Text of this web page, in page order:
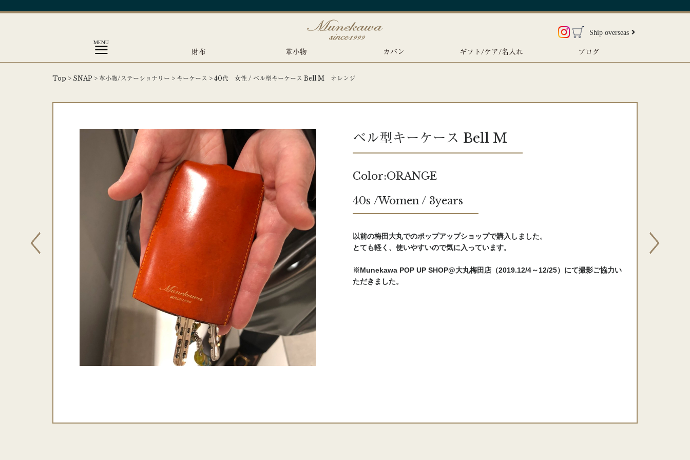
Ship overseas
MENU
財布 革小物 カバン ギフト/ケア/名入れ ブログ
Top > SNAP > 革小物/ステーショナリー > キーケース > 40代 女性 / ベル型キーケース Bell M オレンジ
ベル型キーケース Bell M
Color:ORANGE
40s /Women / 3years
以前の梅田大丸でのポップアップショップで購入しました。
とても軽く、使いやすいので気に入っています。
※Munekawa POP UP SHOP@大丸梅田店（2019.12/4～12/25）にて撮影ご協力い
ただきました。